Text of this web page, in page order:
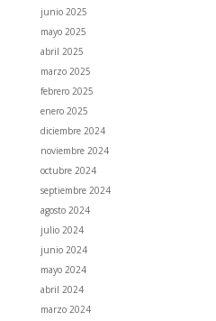
junio 2025
mayo 2025
abril 2025
marzo 2025
febrero 2025
enero 2025
diciembre 2024
noviembre 2024
octubre 2024
septiembre 2024
agosto 2024
julio 2024
junio 2024
mayo 2024
abril 2024
marzo 2024